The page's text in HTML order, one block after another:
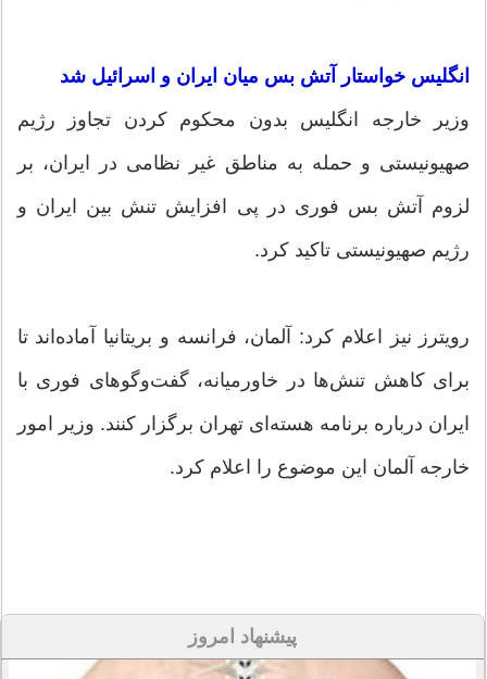
انگلیس خواستار آتش بس میان ایران و اسرائیل شد
وزیر خارجه انگلیس بدون محکوم کردن تجاوز رژیم
صهیونیستی و حمله به مناطق غیر نظامی در ایران، بر
لزوم آتش بس فوری در پی افزایش تنش بین ایران و
رژیم صهیونیستی تاکید کرد.
رویترز نیز اعلام کرد: آلمان، فرانسه و بریتانیا آماده‌اند تا
برای کاهش تنش‌ها در خاورمیانه، گفت‌وگوهای فوری با
ایران درباره برنامه هسته‌ای تهران برگزار کنند. وزیر امور
خارجه آلمان این موضوع را اعلام کرد.
پیشنهاد امروز